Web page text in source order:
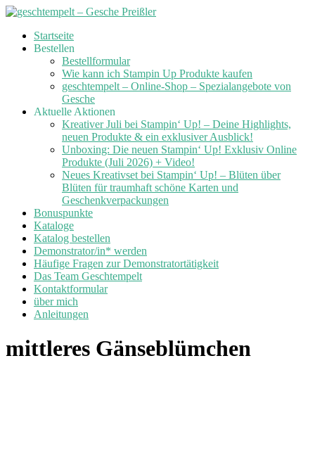
Skip
Startseite
Bestellen
Bestellformular
Wie kann ich Stampin Up Produkte kaufen
geschtempelt – Online-Shop – Spezialangebote von
Gesche
Aktuelle Aktionen
Kreativer Juli bei Stampin‘ Up! – Deine Highlights,
neuen Produkte & ein exklusiver Ausblick!
Unboxing: Die neuen Stampin‘ Up! Exklusiv Online
Produkte (Juli 2026) + Video!
Neues Kreativset bei Stampin‘ Up! – Blüten über
Blüten für traumhaft schöne Karten und
Geschenkverpackungen
Bonuspunkte
Kataloge
Katalog bestellen
Demonstrator/in* werden
Häufige Fragen zur Demonstratortätigkeit
Das Team Geschtempelt
Kontaktformular
über mich
Anleitungen
mittleres Gänseblümchen